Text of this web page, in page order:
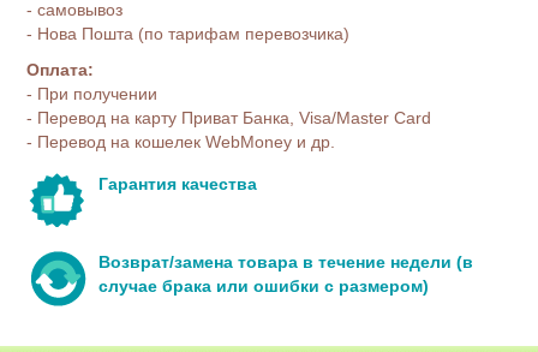
- самовывоз
- Нова Пошта (по тарифам перевозчика)
Оплата:
- При получении
- Перевод на карту Приват Банка, Visa/Master Card
- Перевод на кошелек WebMoney и др.
Гарантия качества
Возврат/замена товара в течение недели (в
случае брака или ошибки с размером)